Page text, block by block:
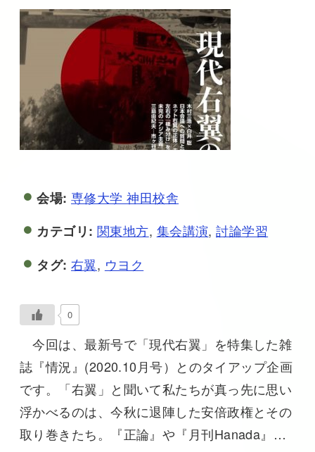
会場: 専修大学 神田校舎
カテゴリ: 関東地方, 集会講演,討論学習
タグ: 右翼, ウヨク
0
今回は、最新号で「現代右翼」を特集した雑
誌『情況』(2020.10月号）とのタイアップ企画
です。「右翼」と聞いて私たちが真っ先に思い
浮かべるのは、今秋に退陣した安倍政権とその
取り巻きたち。『正論』や『月刊Hanada』…